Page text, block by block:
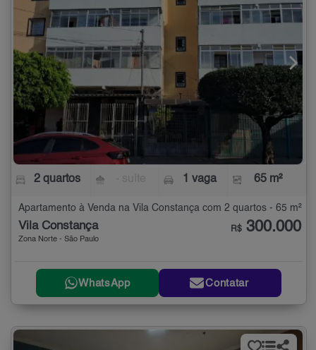
2 quartos 1 vaga 65 m²
Apartamento à Venda na Vila Constança com 2 quartos - 65 m²
Vila Constança
Zona Norte - São Paulo
R$ 300.000
WhatsApp Contatar